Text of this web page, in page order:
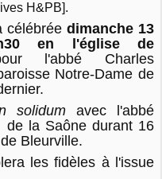
H&PB].
célébrée dimanche 13
en l'église de
l'abbé Charles
Notre-Dame de
solidum avec l'abbé
de la Saône durant 16
Bleurville.
les fidèles à l'issue